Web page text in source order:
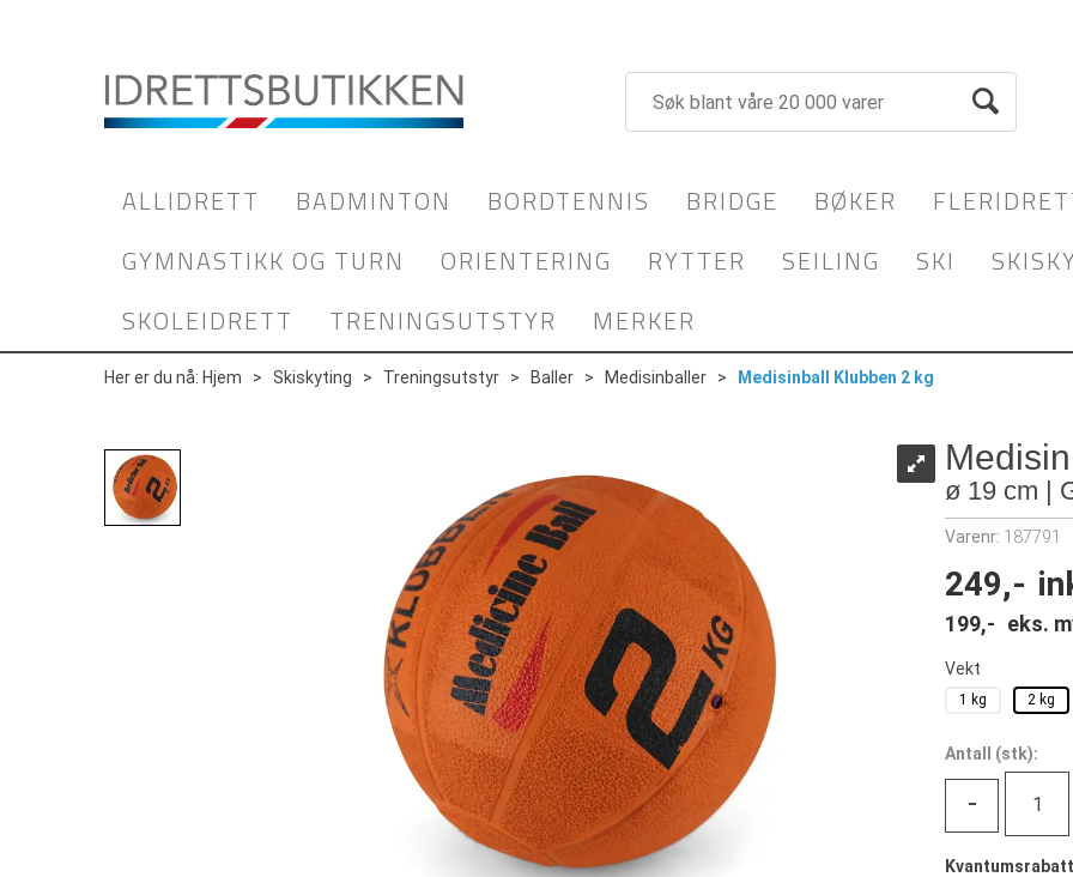
ALLIDRETT BADMINTON BORDTENNIS BRIDGE BØKER
GYMNASTIKK OG TURN
ORIENTERING RYTTER SEILING SKI
SKOLEIDRETT
TRENINGSUTSTYR MERKER
Her er du nå: Hjem > Skiskyting > Treningsutstyr > Baller > Medisinballer > Medisinball Klubben 2 kg
ø 19 cm |
Varenr: 187791
249,-
199,- eks.
Vekt
1 kg 2 kg
Antall (stk):
-
Kvantumsrabatt